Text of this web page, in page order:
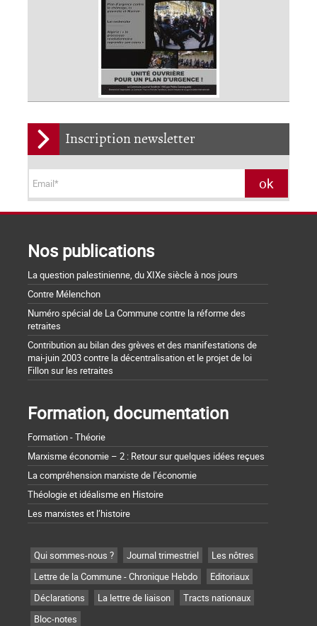
Inscription newsletter
Nos publications
La question palestinienne, du XIXe siècle à nos jours
Contre Mélenchon
Numéro spécial de La Commune contre la réforme des
retraites
Contribution au bilan des grèves et des manifestations de
mai-juin 2003 contre la décentralisation et le projet de loi
Fillon sur les retraites
Formation, documentation
Formation - Théorie
Marxisme économie – 2 : Retour sur quelques idées reçues
La compréhension marxiste de l’économie
Théologie et idéalisme en Histoire
Les marxistes et l’histoire
Qui sommes-nous ? Journal trimestriel
Les nôtres
Lettre de la Commune - Chronique Hebdo
Editoriaux
Déclarations
La lettre de liaison
Tracts nationaux
Bloc-notes